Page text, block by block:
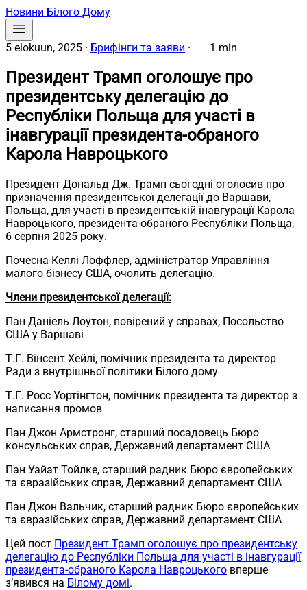
Новини Білого Дому
5 elokuun, 2025 · Брифінги та заяви · 1 min
Президент Трамп оголошує про
президентську делегацію до
Республіки Польща для участі в
інавгурації президента-обраного
Карола Навроцького
Президент Дональд Дж. Трамп сьогодні оголосив про
призначення президентської делегації до Варшави,
Польща, для участі в президентській інавгурації Карола
Навроцького, президента-обраного Республіки Польща,
6 серпня 2025 року.
Почесна Келлі Лоффлер, адміністратор Управління
малого бізнесу США, очолить делегацію.
Члени президентської делегації:
Пан Даніель Лоутон, повірений у справах, Посольство
США у Варшаві
Т.Г. Вінсент Хейлі, помічник президента та директор
Ради з внутрішньої політики Білого дому
Т.Г. Росс Уортінгтон, помічник президента та директор з
написання промов
Пан Джон Армстронг, старший посадовець Бюро
консульських справ, Державний департамент США
Пан Уайат Тойлке, старший радник Бюро європейських
та євразійських справ, Державний департамент США
Пан Джон Вальчик, старший радник Бюро європейських
та євразійських справ, Державний департамент США
Цей пост Президент Трамп оголошує про президентську
делегацію до Республіки Польща для участі в інавгурації
президента-обраного Карола Навроцького вперше
з’явився на Білому домі.